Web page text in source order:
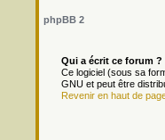
phpBB 2
Qui a écrit ce forum ?
Ce logiciel (sous sa
GNU et peut être
Revenir en haut de